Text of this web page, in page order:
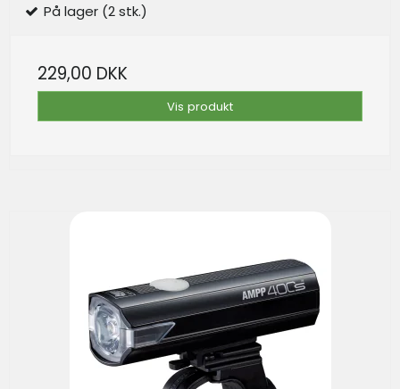
På lager (2 stk.)
229,00 DKK
Vis produkt